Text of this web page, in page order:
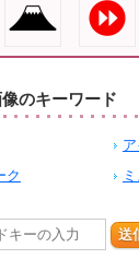
のキーワード
ク
送